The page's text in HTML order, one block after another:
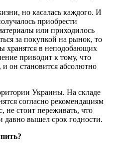
но касалась каждого. И
приобрести
или приходилось
за покупкой на рынок, то
хранятся в неподобающих
приводит к тому, что
и он становится абсолютно
Украины. На складе
согласно рекомендациям
не стоит переживать, что
давно вышел срок годности.